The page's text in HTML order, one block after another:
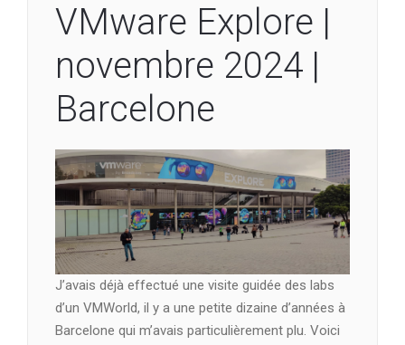
VMware Explore |
novembre 2024 |
Barcelone
J’avais déjà effectué une visite guidée des labs
d’un VMWorld, il y a une petite dizaine d’années à
Barcelone qui m’avais particulièrement plu. Voici